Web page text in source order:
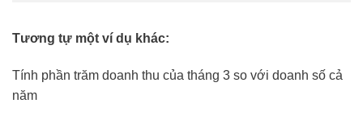
Tương tự một ví dụ khác:
Tính phần trăm doanh thu của tháng 3 so với doanh số cả
năm